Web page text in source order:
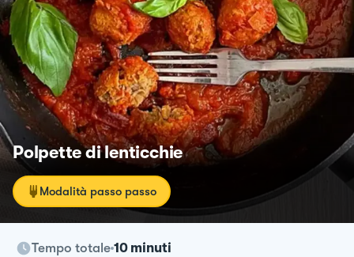
Polpette di lenticchie
Modalità passo passo
Tempo totale 10 minuti